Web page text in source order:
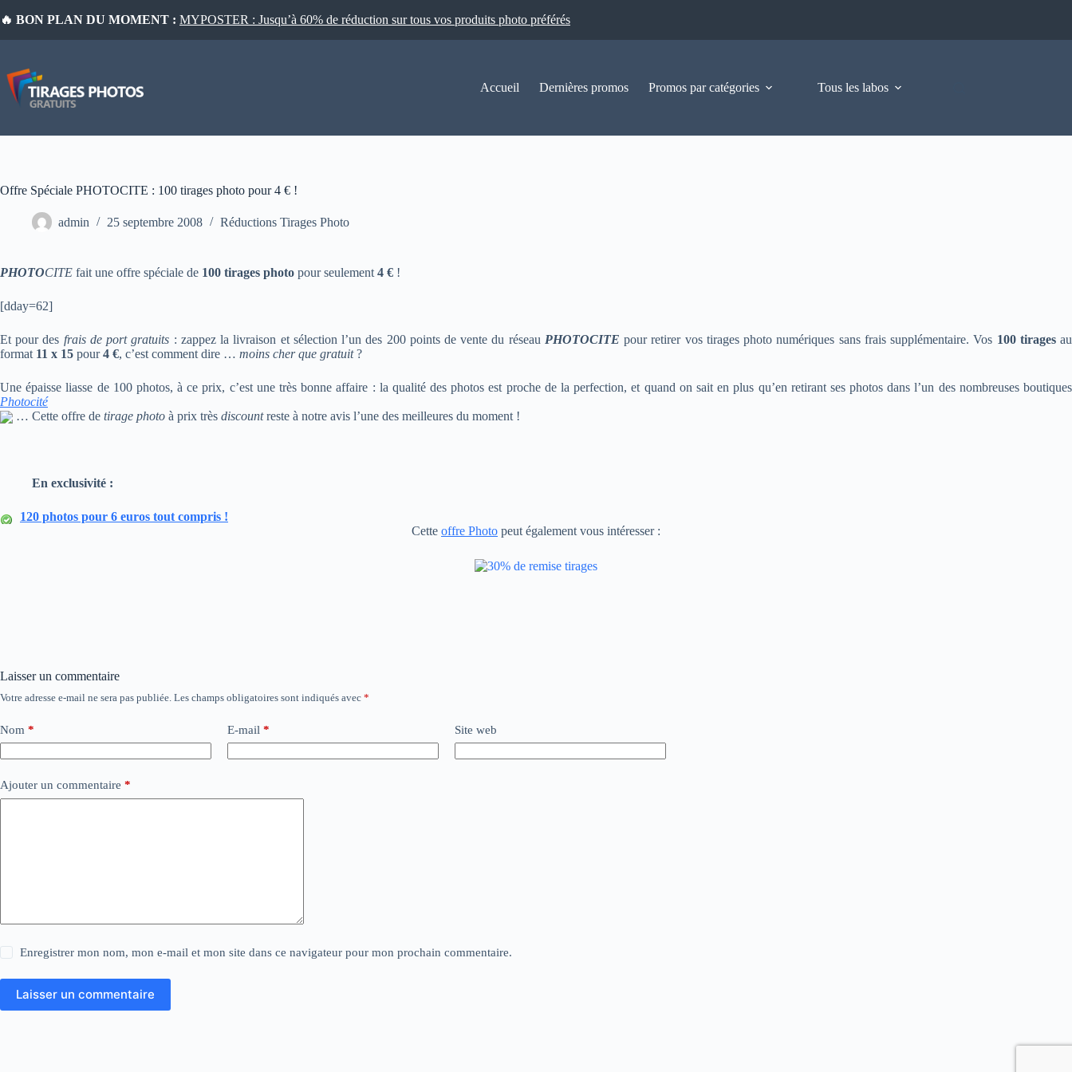
au
🔥 BON PLAN DU MOMENT : MYPOSTER : Jusqu’à 60% de réduction sur tous vos produits photo préférés
Accueil Dernières promos Promos par catégories Tous les labos
Offre Spéciale PHOTOCITE : 100 tirages photo pour 4 € !
admin 25 septembre 2008 Réductions Tirages Photo
PHOTOCITE fait une offre spéciale de 100 tirages photo pour seulement 4 € !
[dday=62]
Et pour des frais de port gratuits : zappez la livraison et sélection l’un des 200 points de vente du réseau PHOTOCITE pour retirer vos tirages photo numériques sans frais supplémentaire. Vos 100 tiragesau
format 11 x 15 pour4 €, c’est comment dire … moins cher que gratuit?
Une épaisse liasse de 100 photos, à ce prix, c’est une très bonne affaire : la qualité des photos est proche de la perfection, et quand on sait en plus qu’en retirant ses photos dans l’un des nombreuses boutiques
Photocité
… Cette offre de tirage photo à prix très discountreste à notre avis l’une des meilleures du moment !
En exclusivité :
120 photos pour 6 euros tout compris !
Cette offre Photo peut également vous intéresser :
Laisser un commentaire
Votre adresse e-mail ne sera pas publiée. Les champs obligatoires sont indiqués avec *
Nom * E-mail * Site web
Ajouter un commentaire *
Enregistrer mon nom, mon e-mail et mon site dans ce navigateur pour mon prochain commentaire.
Laisser un commentaire